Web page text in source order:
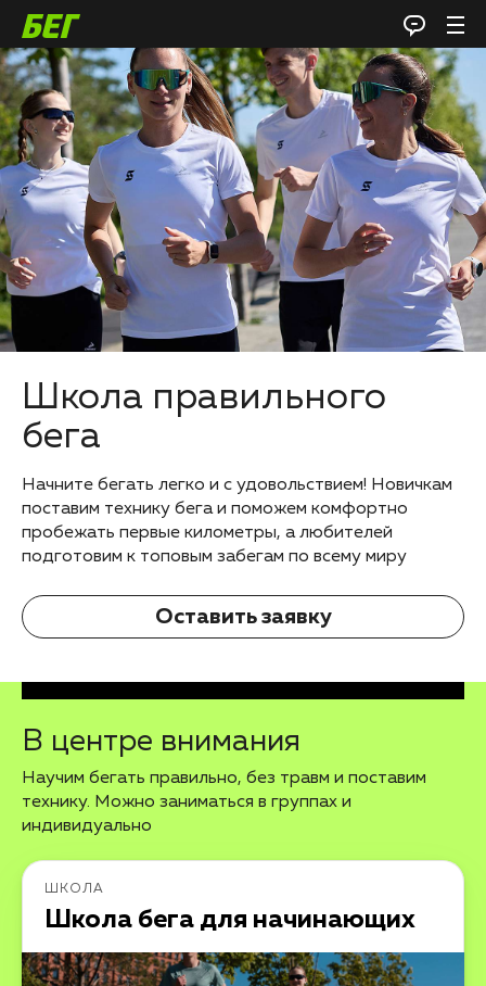
Школа правильного
бега
Начните бегать легко и с удовольствием! Новичкам
поставим технику бега и поможем комфортно
пробежать первые километры, а любителей
подготовим к топовым забегам по всему миру
Оставить заявку
В центре внимания
Научим бегать правильно, без травм и поставим
технику. Можно заниматься в группах и
индивидуально
ШКОЛА
Школа бега для начинающих